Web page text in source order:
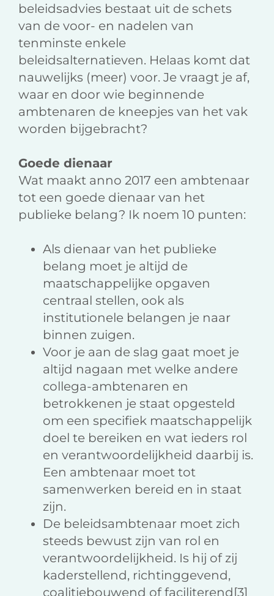
beleidsadvies bestaat uit de schets
van de voor- en nadelen van
tenminste enkele
beleidsalternatieven. Helaas komt dat
nauwelijks (meer) voor. Je vraagt je af,
waar en door wie beginnende
ambtenaren de kneepjes van het vak
worden bijgebracht?
Goede dienaar
Wat maakt anno 2017 een ambtenaar
tot een goede dienaar van het
publieke belang? Ik noem 10 punten:
Als dienaar van het publieke
belang moet je altijd de
maatschappelijke opgaven
centraal stellen, ook als
institutionele belangen je naar
binnen zuigen.
Voor je aan de slag gaat moet je
altijd nagaan met welke andere
collega-ambtenaren en
betrokkenen je staat opgesteld
om een specifiek maatschappelijk
doel te bereiken en wat ieders rol
en verantwoordelijkheid daarbij is.
Een ambtenaar moet tot
samenwerken bereid en in staat
zijn.
De beleidsambtenaar moet zich
steeds bewust zijn van rol en
verantwoordelijkheid. Is hij of zij
kaderstellend, richtinggevend,
coalitiebouwend of faciliterend[3]